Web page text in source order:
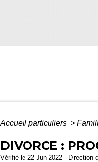
Accueil particuliers >
DIVORCE :
Vérifié le 22 Jun 2022 - Direction